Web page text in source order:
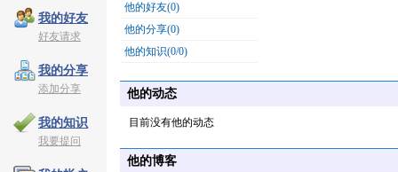
我的好友
好友请求
我的分享
添加分享
我的知识
我要提问
他的好友(0)
他的分享(0)
他的知识(0/0)
他的动态
目前没有他的动态
他的博客